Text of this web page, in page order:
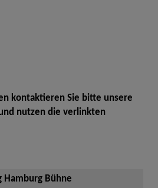
kontaktieren Sie bitte unsere
nutzen die verlinkten
Hamburg Bühne